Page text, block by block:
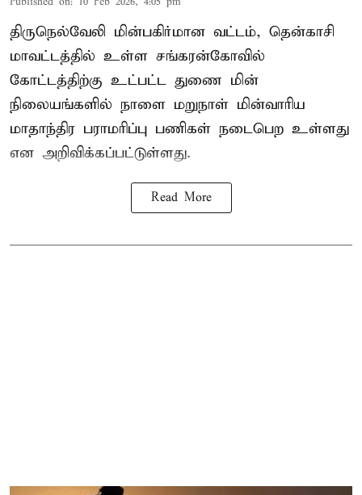
திருநெல்வேலி மின்பகிர்மான வட்டம், தென்காசி
மாவட்டத்தில் உள்ள சங்கரன்கோவில்
கோட்டத்திற்கு உட்பட்ட துணை மின்
நிலையங்களில் நாளை மறுநாள் மின்வாரிய
மாதாந்திர பராமரிப்பு பணிகள் நடைபெற உள்ளது
என அறிவிக்கப்பட்டுள்ளது.
Read More